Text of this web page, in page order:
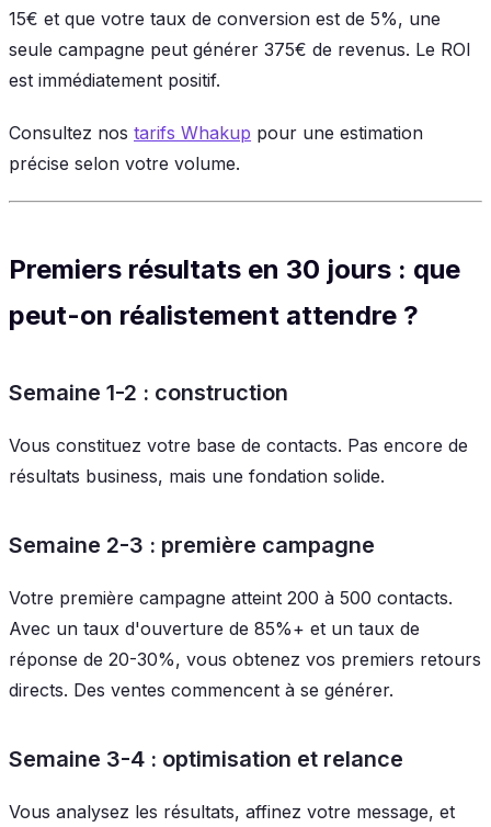
15€ et que votre taux de conversion est de 5%, une
seule campagne peut générer 375€ de revenus. Le ROI
est immédiatement positif.
Consultez nos tarifs Whakup pour une estimation
précise selon votre volume.
Premiers résultats en 30 jours : que
peut-on réalistement attendre ?
Semaine 1-2 : construction
Vous constituez votre base de contacts. Pas encore de
résultats business, mais une fondation solide.
Semaine 2-3 : première campagne
Votre première campagne atteint 200 à 500 contacts.
Avec un taux d'ouverture de 85%+ et un taux de
réponse de 20-30%, vous obtenez vos premiers retours
directs. Des ventes commencent à se générer.
Semaine 3-4 : optimisation et relance
Vous analysez les résultats, affinez votre message, et